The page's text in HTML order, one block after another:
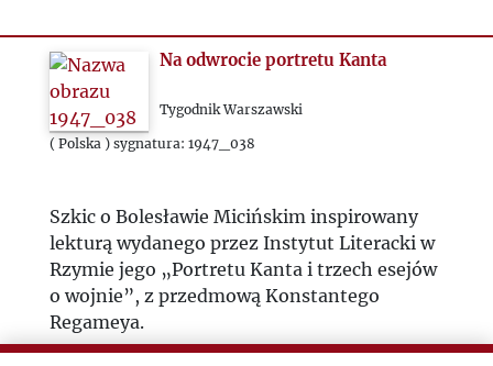
2022
2023
Na odwrocie portretu Kanta
Tygodnik Warszawski
( Polska ) sygnatura: 1947_038
Szkic o Bolesławie Micińskim inspirowany
lekturą wydanego przez Instytut Literacki w
Rzymie jego „Portretu Kanta i trzech esejów
o wojnie”, z przedmową Konstantego
Regameya.